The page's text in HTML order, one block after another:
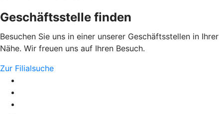
Geschäftsstelle finden
Besuchen Sie uns in einer unserer Geschäftsstellen in Ihrer
Nähe. Wir freuen uns auf Ihren Besuch.
Zur Filialsuche